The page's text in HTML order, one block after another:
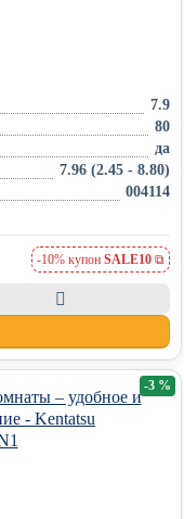
7.9
80
да
7.96 (2.45 - 8.80)
004114
-10% купон SALE10
-3 %